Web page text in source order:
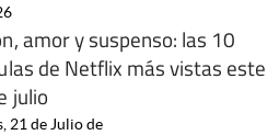
amor y suspenso: las 10
de Netflix más vistas este
julio
21 de Julio de